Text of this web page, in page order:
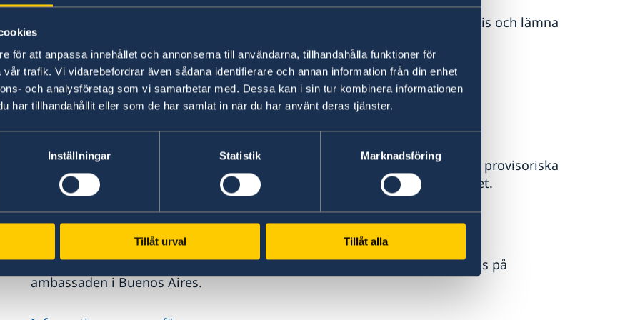
för att anpassa innehållet och annonserna till användarna, tillhandahålla funktioner för
trafik. Vi vidarebefordrar även sådana identifierare och annan information från din enhet
och analysföretag som vi samarbetar med. Dessa kan i sin tur kombinera informationen
har tillhandahållit eller som de har samlat in när du har använt deras tjänster.
Inställningar Statistik Marknadsföring
Tillåt urval Tillåt alla
Om du har blivit av med passet ska du göra en polisanmälan hos lokal polis och lämna
in en polisrapport när du ansöker om nytt pass.
Information om polisanmälan
Ansök om ett nytt pass
Om du ska resa mycket snart kan du ansöka om ett provisoriskt pass. Det provisoriska
passet är giltigt för en enkelresa och utfärdas direkt när du ansöker om det.
Information om provisoriskt pass
Om du inte har en resa inom kort kan du ansöka om ett nytt ordinarie pass på
ambassaden i Buenos Aires.